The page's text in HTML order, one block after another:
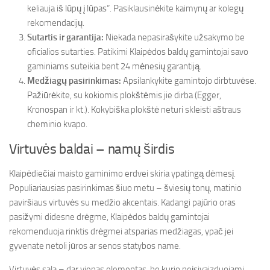
keliauja iš lūpų į lūpas“. Pasiklausinėkite kaimynų ar kolegų
rekomendacijų.
Sutartis ir garantija: Niekada nepasirašykite užsakymo be
oficialios sutarties. Patikimi Klaipėdos baldų gamintojai savo
gaminiams suteikia bent 24 mėnesių garantiją.
Medžiagų pasirinkimas: Apsilankykite gamintojo dirbtuvėse.
Pažiūrėkite, su kokiomis plokštėmis jie dirba (Egger,
Kronospan ir kt.). Kokybiška plokštė neturi skleisti aštraus
cheminio kvapo.
Virtuvės baldai – namų širdis
Klaipėdiečiai maisto gaminimo erdvei skiria ypatingą dėmesį.
Populiariausias pasirinkimas šiuo metu – šviesių tonų, matinio
paviršiaus virtuvės su medžio akcentais. Kadangi pajūrio oras
pasižymi didesne drėgme, Klaipėdos baldų gamintojai
rekomenduoja rinktis drėgmei atsparias medžiagas, ypač jei
gyvenate netoli jūros ar senos statybos name.